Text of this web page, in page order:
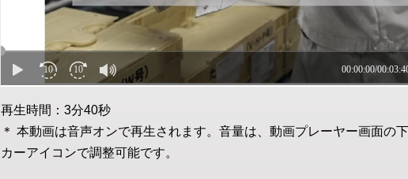
再生時間：3分40秒
＊ 本動画は音声オンで再生されます。音量は、動画プレーヤー画面の
カーアイコンで調整可能です。